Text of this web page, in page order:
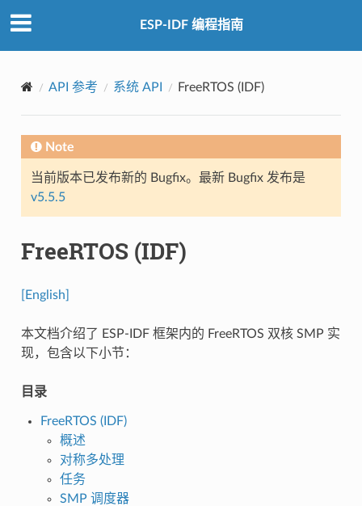
ESP-IDF 编程指南
API 参考 系统 API FreeRTOS (IDF)
Note
当前版本已发布新的 Bugfix。最新 Bugfix 发布是
v5.5.5
FreeRTOS (IDF)
[English]
本文档介绍了 ESP-IDF 框架内的 FreeRTOS 双核 SMP 实
现，包含以下小节：
目录
FreeRTOS (IDF)
概述
对称多处理
任务
SMP 调度器